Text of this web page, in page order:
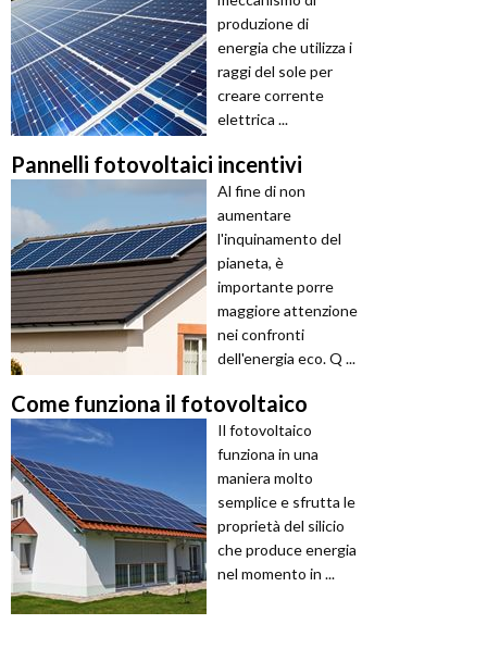
produzione di
energia che utilizza i
raggi del sole per
creare corrente
elettrica ...
Pannelli fotovoltaici incentivi
Al fine di non
aumentare
l'inquinamento del
pianeta, è
importante porre
maggiore attenzione
nei confronti
dell'energia eco. Q ...
Come funziona il fotovoltaico
Il fotovoltaico
funziona in una
maniera molto
semplice e sfrutta le
proprietà del silicio
che produce energia
nel momento in ...